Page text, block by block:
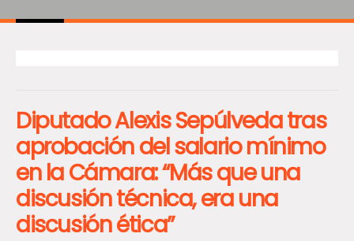
Diputado Alexis Sepúlveda tras
aprobación del salario mínimo
en la Cámara: “Más que una
discusión técnica, era una
discusión ética”